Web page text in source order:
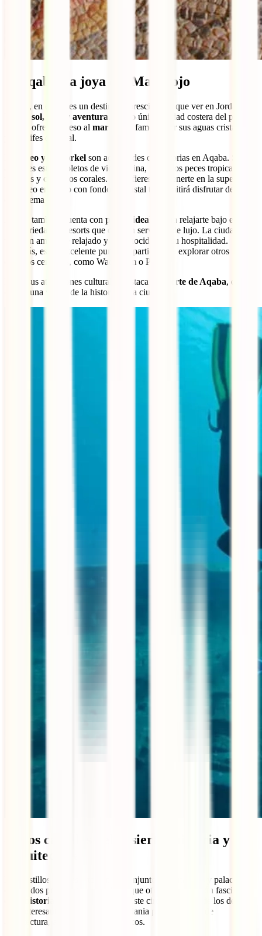
7. Aqaba: la joya del Mar Rojo
Aqaba, en el sur, es un destino imprescindible que ver en Jordania si
sol, mar y aventura . Como única ciudad costera del país,
Aqaba ofrece acceso al mar Rojo
, famoso por sus aguas cristalinas
y arrecifes de coral.
buceo y el snorkel son actividades obligatorias en Aqaba. Sus
arrecifes están repletos de vida marina, incluidos peces tropicales,
tortugas y coloridos corales. Si prefieres mantenerte en la superficie,
un paseo en barco con fondo de cristal te permitirá disfrutar de este
ecosistema único.
Aqaba también cuenta con playas ideales
para relajarte bajo el sol y
una variedad de resorts que ofrecen servicios de lujo. La ciudad
tiene un ambiente relajado y es conocida por su hospitalidad.
Además, es un excelente punto de partida para explorar otros
destinos cercanos, como Wadi Rum o Petra.
Entre sus atracciones culturales destaca el
Fuerte de Aqaba, que
ofrece una visión de la historia de la ciudad.
8. Los castillos del desierto: historia y
arquitectura
Los castillos del desierto son un conjunto de fortalezas y palacios
esparcidos por el este de Jordania que ofrecen una visión fascinante
historia islámica y omeya
. Este circuito es uno de los destinos
más interesantes que visitar en Jordania por su mezcla de
arquitectura, arte y paisajes desérticos.